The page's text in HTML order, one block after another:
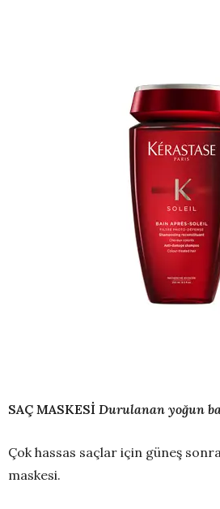
SAÇ MASKESİ Durulanan yoğun
Çok hassas saçlar için güneş
maskesi.